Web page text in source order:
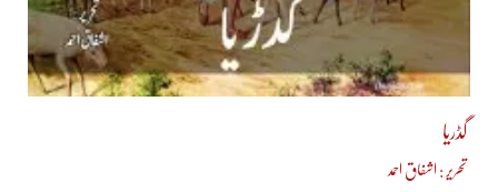
گڈریا
تحریر : اشفاق احمد